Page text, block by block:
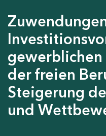
der freien
Steigerung
und